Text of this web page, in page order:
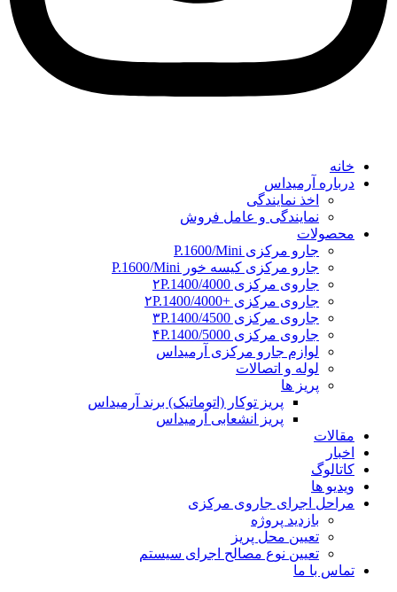
خانه
درباره آرمیداس
اخذ نمایندگی
نمایندگی و عامل فروش
محصولات
جارو مرکزی P.1600/Mini
جارو مرکزی کیسه خور P.1600/Mini
جاروی مرکزی ۲P.1400/4000
جاروی مرکزی +۲P.1400/4000
جاروی مرکزی ۳P.1400/4500
جاروی مرکزی ۴P.1400/5000
لوازم جارو مرکزی آرمیداس
لوله و اتصالات
پریز ها
پریز توکار (اتوماتیک) برند آرمیداس
پریز انشعابی آرمیداس
مقالات
اخبار
کاتالوگ
ویدیو ها
مراحل اجرای جاروی مرکزی
بازدید پروژه
تعیین محل پریز
تعیین نوع مصالح اجرای سیستم
تماس با ما